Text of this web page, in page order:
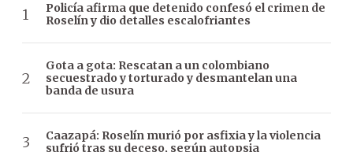
Policía afirma que detenido confesó el crimen de
Roselín y dio detalles escalofriantes
Gota a gota: Rescatan a un colombiano
secuestrado y torturado y desmantelan una
banda de usura
Caazapá: Roselín murió por asfixia y la violencia
sufrió tras su deceso, según autopsia